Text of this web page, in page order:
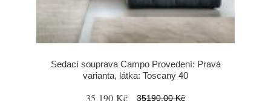
Sedací souprava Campo Provedení: Pravá
varianta, látka: Toscany 40
35 190 Kč 35190.00 Kč